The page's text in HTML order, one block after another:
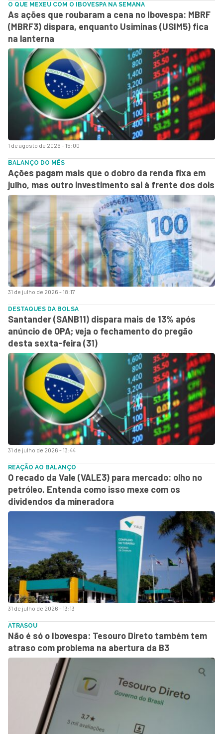
1 de agosto de 2026 - 15:00
O QUE MEXEU COM O IBOVESPA NA SEMANA
As ações que roubaram a cena no Ibovespa: MBRF
(MBRF3) dispara, enquanto Usiminas (USIM5) fica
na lanterna
31 de julho de 2026 - 18:17
BALANÇO DO MÊS
Ações pagam mais que o dobro da renda fixa em
julho, mas outro investimento sai à frente dos dois
31 de julho de 2026 - 13:44
DESTAQUES DA BOLSA
Santander (SANB11) dispara mais de 13% após
anúncio de OPA; veja o fechamento do pregão
desta sexta-feira (31)
31 de julho de 2026 - 13:13
REAÇÃO AO BALANÇO
O recado da Vale (VALE3) para mercado: olho no
petróleo. Entenda como isso mexe com os
dividendos da mineradora
ATRASOU
Não é só o Ibovespa: Tesouro Direto também tem
atraso com problema na abertura da B3